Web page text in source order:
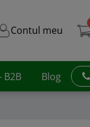
Contul meu
B2B Blog